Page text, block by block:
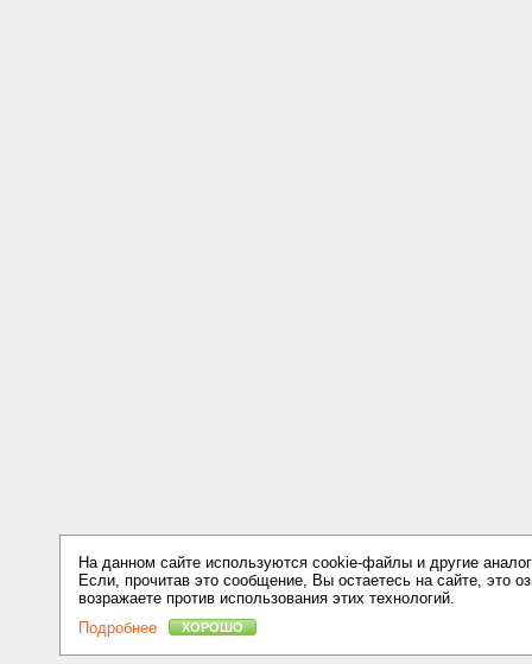
На данном сайте используются cookie-файлы и другие
Если, прочитав это сообщение, Вы остаетесь на сайте, это
возражаете против использования этих технологий.
Подробнее
ХОРОШО